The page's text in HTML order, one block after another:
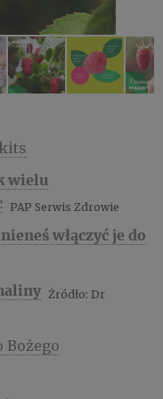
wielu
PAP Serwis Zdrowie
włączyć je do
Źródło: Dr
Bożego